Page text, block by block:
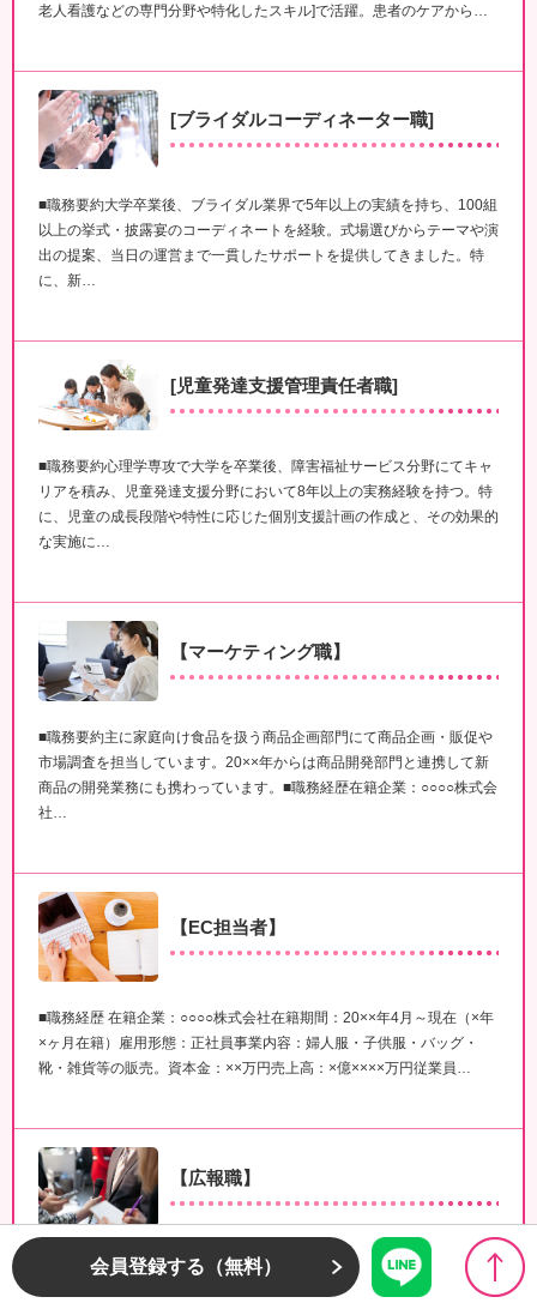
老人看護などの専門分野や特化したスキル]で活躍。患者のケアから…
[ブライダルコーディネーター職]
■職務要約大学卒業後、ブライダル業界で5年以上の実績を持ち、100組
以上の挙式・披露宴のコーディネートを経験。式場選びからテーマや演
出の提案、当日の運営まで一貫したサポートを提供してきました。特
に、新…
[児童発達支援管理責任者職]
■職務要約心理学専攻で大学を卒業後、障害福祉サービス分野にてキャ
リアを積み、児童発達支援分野において8年以上の実務経験を持つ。特
に、児童の成長段階や特性に応じた個別支援計画の作成と、その効果的
な実施に…
【マーケティング職】
■職務要約主に家庭向け食品を扱う商品企画部門にて商品企画・販促や
市場調査を担当しています。20××年からは商品開発部門と連携して新
商品の開発業務にも携わっています。■職務経歴在籍企業：○○○○株式会
社…
【EC担当者】
■職務経歴 在籍企業：○○○○株式会社在籍期間：20××年4月～現在（×年
×ヶ月在籍）雇用形態：正社員事業内容：婦人服・子供服・バッグ・
靴・雑貨等の販売。資本金：××万円売上高：×億××××万円従業員…
【広報職】
■職務要約××大学××学部を卒業後、 新卒にて××製品を製造する○○○○株
式会社に入社。新人研修および、 ××製品製造現場での実地研修を実施
会員登録する（無料）